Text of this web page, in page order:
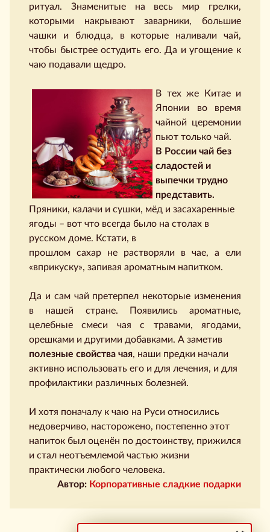
ритуал. Знаменитые на весь мир грелки,
которыми накрывают заварники, большие
чашки и блюдца, в которые наливали чай,
чтобы быстрее остудить его. Да и угощение к
чаю подавали щедро.
В тех же Китае и
Японии во время
чайной церемонии
пьют только чай.
В России чай без
сладостей и
выпечки трудно
представить.
Пряники, калачи и сушки, мёд и засахаренные
ягоды – вот что всегда было на столах в
русском доме. Кстати, в
прошлом сахар не растворяли в чае, а ели
«вприкуску», запивая ароматным напитком.
Да и сам чай претерпел некоторые изменения
в нашей стране. Появились ароматные,
целебные смеси чая с травами, ягодами,
орешками и другими добавками. А заметив
полезные свойства чая, наши предки начали
активно использовать его и для лечения, и для
профилактики различных болезней.
И хотя поначалу к чаю на Руси относились
недоверчиво, насторожено, постепенно этот
напиток был оценён по достоинству, прижился
и стал неотъемлемой частью жизни
практически любого человека.
Автор: Корпоративные сладкие подарки